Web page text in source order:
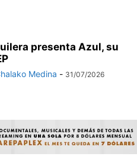
presenta Azul, su
Medina - 31/07/2026